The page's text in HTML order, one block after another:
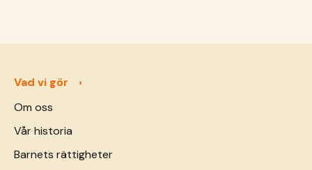
Vad vi gör
Om oss
Vår historia
Barnets rättigheter